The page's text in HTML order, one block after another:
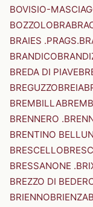
BOVISIO-
BOZZOLOBRA
BRAIES .PRAGS.
BRANDICO
BREDA DI PIAVE
BREGUZZOBREIA
BREMBILLA
BRENNERO
BRENTINO
BRESCELLO
BRESSANONE
BREZZO DI
BRIENNOBRIENZA